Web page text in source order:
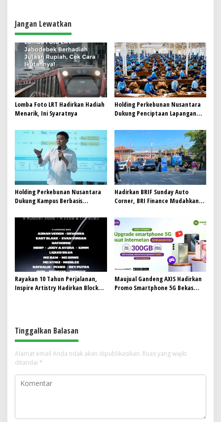
a
s
i
p
o
s
Jangan Lewatkan
Lomba Foto LRT Hadirkan Hadiah
Menarik, Ini Syaratnya
Holding Perkebunan Nusantara
Dukung Penciptaan Lapangan
Pekerja di Pabrik Tembakau
Holding Perkebunan Nusantara
Dukung Kampus Berbasis
Jadi Mahasiswa Angkatan
Pertama Magister ITSI
Hadirkan BRIF Sunday Auto
Corner, BRI Finance Mudahkan
Impian
Rayakan 10 Tahun Perjalanan,
Inspire Artistry Hadirkan Block
Maujual Gandeng AXIS Hadirkan
Promo Smartphone 5G Bekas
Tinggalkan Balasan
Alamat email Anda tidak akan dipublikasikan. Ruas yang wajib
ditandai *